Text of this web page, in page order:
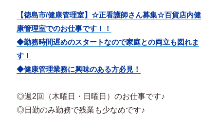
【徳島市/健康管理室】☆正看護師さん募集☆百貨店内健
康管理室でのお仕事です！！
◆勤務時間遅めのスタートなので家庭との両立も図れま
す！
◆健康管理業務に興味のある方必見！
◎週2回（木曜日・日曜日）のお仕事です♪
◎日勤のみ勤務で残業も少なめです♪